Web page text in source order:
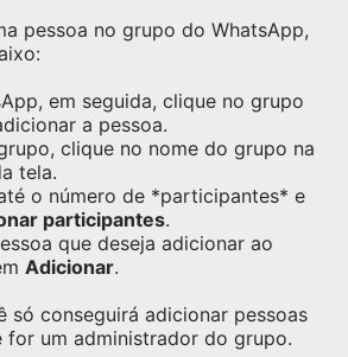
pessoa no grupo do WhatsApp,
em seguida, clique no grupo
a pessoa.
clique no nome do grupo na
tela.
o número de *participantes* e
participantes.
que deseja adicionar ao
Adicionar.
só conseguirá adicionar pessoas
for um administrador do grupo.